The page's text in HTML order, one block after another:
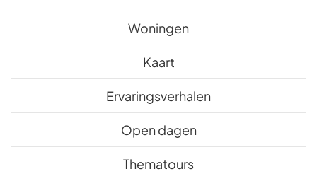
Woningen
Kaart
Ervaringsverhalen
Open dagen
Thematours